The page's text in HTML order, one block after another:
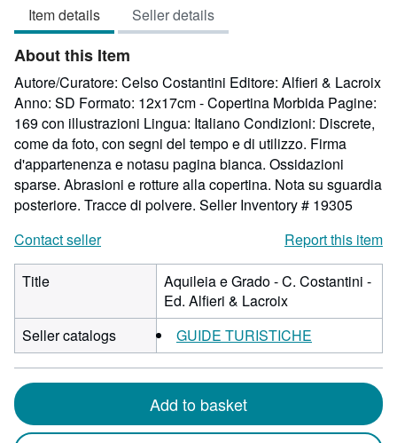
out
of
stars
Item details Seller details
About this Item
Autore/Curatore: Celso Costantini Editore: Alfieri & Lacroix
Anno: SD Formato: 12x17cm - Copertina Morbida Pagine:
169 con illustrazioni Lingua: Italiano Condizioni: Discrete,
come da foto, con segni del tempo e di utilizzo. Firma
d'appartenenza e notasu pagina bianca. Ossidazioni
sparse. Abrasioni e rotture alla copertina. Nota su sguardia
posteriore. Tracce di polvere. Seller Inventory # 19305
Contact seller
Report this item
Title
Aquileia e Grado - C. Costantini -
Ed. Alfieri & Lacroix
Seller catalogs
GUIDE TURISTICHE
Add to basket